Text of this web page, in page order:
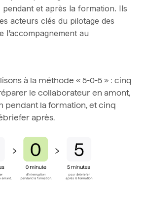
pendant et après la formation. Ils
acteurs clés du pilotage des
l’accompagnement au
à la méthode « 5-0-5 » : cinq
le collaborateur en amont,
pendant la formation, et cinq
après.